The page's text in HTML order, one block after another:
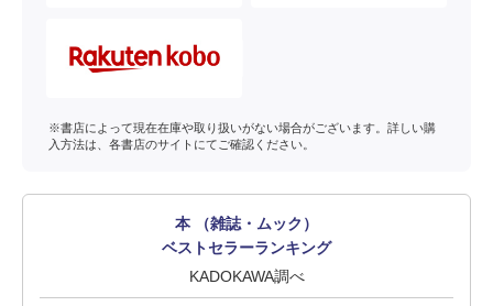
※書店によって現在在庫や取り扱いがない場合がございます。詳しい購
入方法は、各書店のサイトにてご確認ください。
本 （雑誌・ムック）
ベストセラーランキング
KADOKAWA調べ